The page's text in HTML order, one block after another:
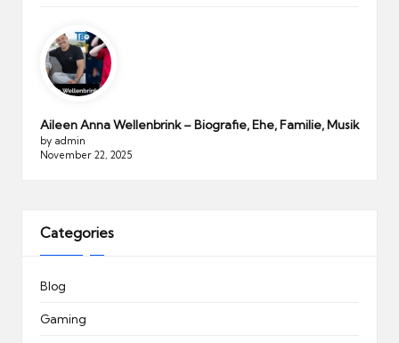
Aileen Anna Wellenbrink – Biografie, Ehe, Familie, Musik
by admin
November 22, 2025
Categories
Blog
Gaming